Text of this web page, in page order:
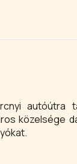
autóútra
közelsége